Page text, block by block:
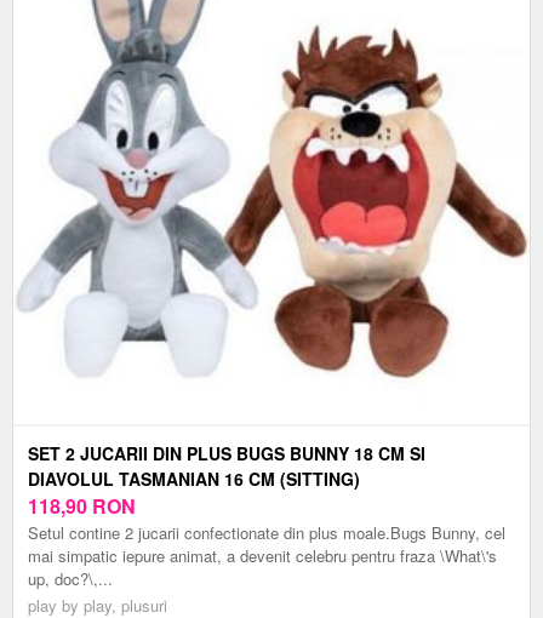
SET 2 JUCARII DIN PLUS BUGS BUNNY 18 CM SI
DIAVOLUL TASMANIAN 16 CM (SITTING)
118,90 RON
Setul contine 2 jucarii confectionate din plus moale.Bugs Bunny, cel
mai simpatic iepure animat, a devenit celebru pentru fraza \What\'s
up, doc?\,...
play by play, plusuri